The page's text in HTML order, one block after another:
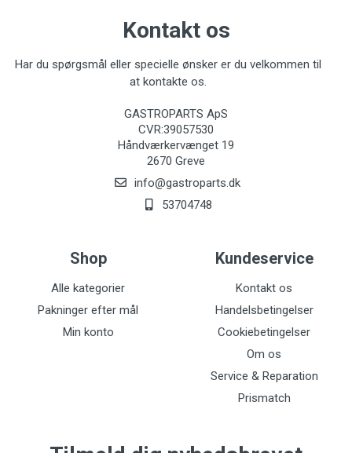
Kontakt os
Har du spørgsmål eller specielle ønsker er du velkommen til
at kontakte os.
GASTROPARTS ApS
CVR:39057530
Håndværkervænget 19
2670 Greve
info@gastroparts.dk
53704748
Shop
Alle kategorier
Pakninger efter mål
Min konto
Kundeservice
Kontakt os
Handelsbetingelser
Cookiebetingelser
Om os
Service & Reparation
Prismatch